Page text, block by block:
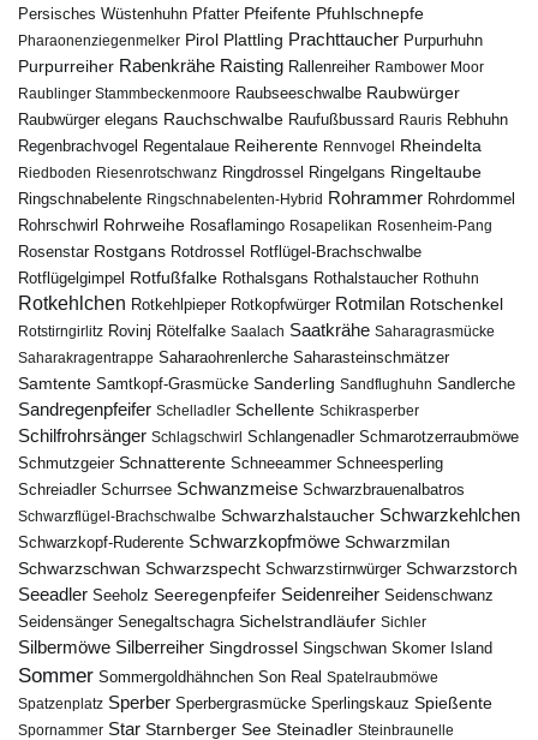
Persisches Wüstenhuhn Pfatter Pfeifente Pfuhlschnepfe
Pharaonenziegenmelker Pirol Plattling Prachttaucher Purpurhuhn
Purpurreiher Rabenkrähe Raisting Rallenreiher Rambower Moor
Raublinger Stammbeckenmoore Raubseeschwalbe Raubwürger
Raubwürger elegans Rauchschwalbe Raufußbussard Rauris Rebhuhn
Regenbrachvogel Regentalaue Reiherente Rennvogel Rheindelta
Riedboden Riesenrotschwanz Ringdrossel Ringelgans Ringeltaube
Ringschnabelente Ringschnabelenten-Hybrid Rohrammer Rohrdommel
Rohrschwirl Rohrweihe Rosaflamingo Rosapelikan Rosenheim-Pang
Rosenstar Rostgans Rotdrossel
Rotflügel-Brachschwalbe
Rotflügelgimpel Rotfußfalke Rothalsgans Rothalstaucher Rothuhn
Rotkehlchen Rotkehlpieper Rotkopfwürger Rotmilan Rotschenkel
Rotstirngirlitz Rovinj Rötelfalke Saalach Saatkrähe Saharagrasmücke
Saharakragentrappe Saharaohrenlerche Saharasteinschmätzer
Samtente Samtkopf-Grasmücke Sanderling Sandflughuhn Sandlerche
Sandregenpfeifer Schelladler Schellente Schikrasperber
Schilfrohrsänger Schlagschwirl Schlangenadler Schmarotzerraubmöwe
Schmutzgeier Schnatterente Schneeammer Schneesperling
Schreiadler Schurrsee Schwanzmeise Schwarzbrauenalbatros
Schwarzflügel-Brachschwalbe Schwarzhalstaucher Schwarzkehlchen
Schwarzkopf-Ruderente Schwarzkopfmöwe Schwarzmilan
Schwarzschwan Schwarzspecht Schwarzstirnwürger Schwarzstorch
Seeadler Seeholz Seeregenpfeifer Seidenreiher Seidenschwanz
Seidensänger Senegaltschagra Sichelstrandläufer Sichler
Silbermöwe Silberreiher Singdrossel Singschwan Skomer Island
Sommer Sommergoldhähnchen Son Real Spatelraubmöwe
Spatzenplatz Sperber Sperbergrasmücke Sperlingskauz Spießente
Spornammer Star Starnberger See Steinadler Steinbraunelle